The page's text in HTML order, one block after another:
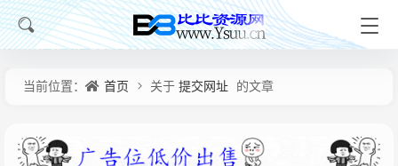
当前位置： 首页 关于 提交网址 的文章